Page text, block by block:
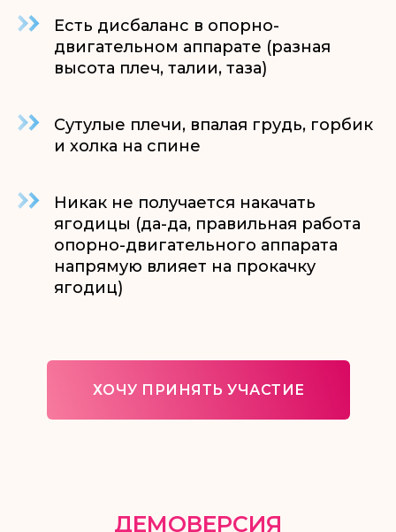
Есть дисбаланс в опорно-
двигательном аппарате (разная
высота плеч, талии, таза)
Сутулые плечи, впалая грудь, горбик
и холка на спине
Никак не получается накачать
ягодицы (да-да, правильная работа
опорно-двигательного аппарата
напрямую влияет на прокачку
ягодиц)
ХОЧУ ПРИНЯТЬ УЧАСТИЕ
ДЕМОВЕРСИЯ